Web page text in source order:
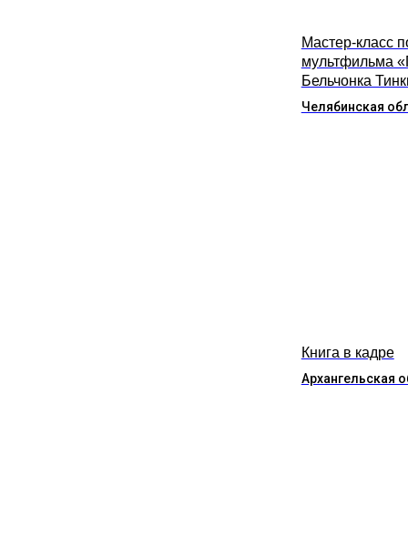
Мастер-класс
мультфильма
Бельчонка
Челябинская
Книга в кадре
Архангельская